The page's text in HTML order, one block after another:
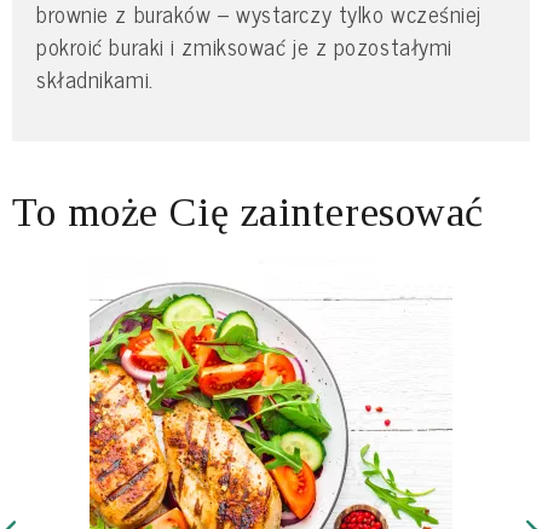
brownie z buraków – wystarczy tylko wcześniej
pokroić buraki i zmiksować je z pozostałymi
składnikami.
To może Cię zainteresować